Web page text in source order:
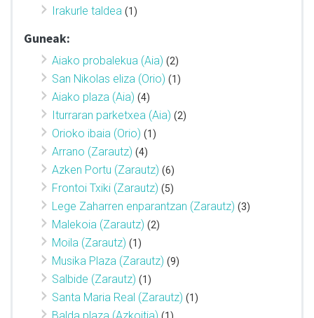
Irakurle taldea (1)
Guneak:
Aiako probalekua (Aia) (2)
San Nikolas eliza (Orio) (1)
Aiako plaza (Aia) (4)
Iturraran parketxea (Aia) (2)
Orioko ibaia (Orio) (1)
Arrano (Zarautz) (4)
Azken Portu (Zarautz) (6)
Frontoi Txiki (Zarautz) (5)
Lege Zaharren enparantzan (Zarautz) (3)
Malekoia (Zarautz) (2)
Moila (Zarautz) (1)
Musika Plaza (Zarautz) (9)
Salbide (Zarautz) (1)
Santa Maria Real (Zarautz) (1)
(1)